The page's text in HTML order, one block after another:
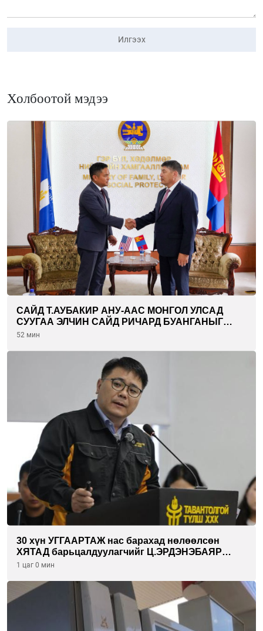
Илгээх
Холбоотой мэдээ
САЙД Т.АУБАКИР АНУ-ААС МОНГОЛ УЛСАД
СУУГАА ЭЛЧИН САЙД РИЧАРД БУАНГАНЫГ
ХҮЛЭЭН АВЧ УУЛЗЛАА
52 мин
30 хүн УГГААРТАЖ нас барахад нөлөөлсөн
ХЯТАД барьцалдуулагчийг Ц.ЭРДЭНЭБАЯР
захирал дахин худалдаж авахаар болжээ
1 цаг 0 мин